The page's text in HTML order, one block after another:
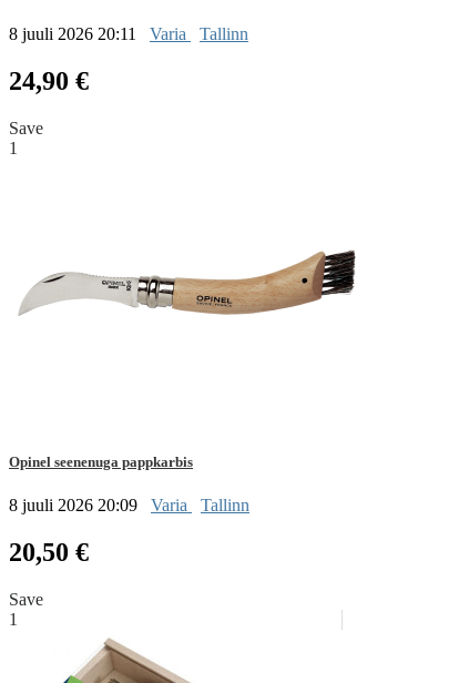
8 juuli 2026 20:11 Varia Tallinn
24,90 €
Save
1
Opinel seenenuga pappkarbis
8 juuli 2026 20:09 Varia Tallinn
20,50 €
Save
1